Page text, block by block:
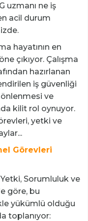
uzmanı ne iş
acil durum
hayatının en
çıkıyor. Çalışma
hazırlanan
iş güvenliği
önlenmesi ve
kilit rol oynuyor.
yetki ve
Görevleri
Yetki, Sorumluluk ve
göre, bu
yükümlü olduğu
toplanıyor: